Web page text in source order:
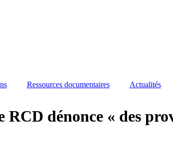
Ressources documentaires Actualités
dénonce « des